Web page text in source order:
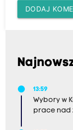
DODAJ
13:59
Wybory w
prace nad